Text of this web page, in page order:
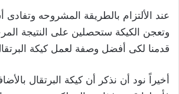
عند الألتزام بالطريقة المشروحه
وتعجن الكيكة ستحصلين على النتيجة
قدمنا لكى أفضل وصفة لعمل كيكة
أخيراً نود أن نذكر أن كيكة البرتقال